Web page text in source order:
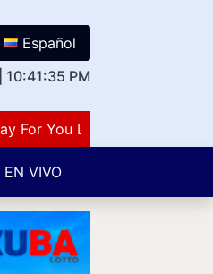
Español
10:41:36 PM
You Lovers Of Number
EN VIVO